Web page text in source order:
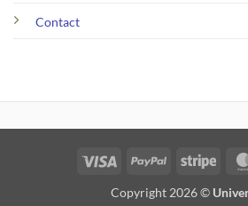
Contact
Visa PayPal Stripe
Copyright 2026 ©